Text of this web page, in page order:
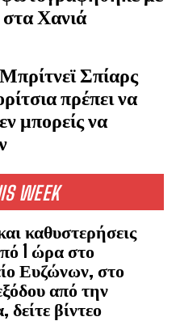
στα Χανιά
Σπίαρς
πρέπει να
μπορείς να
WEEK
καθυστερήσεις
1 ώρα στο
Ευζώνων, στο
από την
δείτε βίντεο